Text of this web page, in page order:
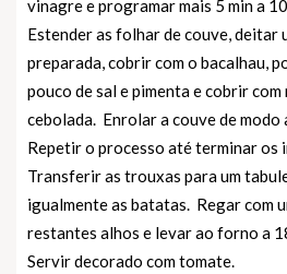
vinagre e programar mais 5 min a
Estender as folhar de couve, deitar
preparada, cobrir com o bacalhau,
pouco de sal e pimenta e cobrir com
cebolada. Enrolar a couve de
Repetir o processo até terminar os
Transferir as trouxas para um
igualmente as batatas. Regar com
restantes alhos e levar ao forno a
Servir decorado com tomate.